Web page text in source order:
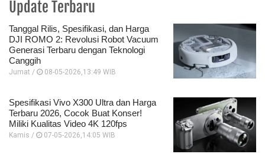
Update Terbaru
Tanggal Rilis, Spesifikasi, dan Harga
DJI ROMO 2: Revolusi Robot Vacuum
Generasi Terbaru dengan Teknologi
Canggih
Jumat / 08-05-2026,13:49 WIB
Spesifikasi Vivo X300 Ultra dan Harga
Terbaru 2026, Cocok Buat Konser!
Miliki Kualitas Video 4K 120fps
Kamis / 07-05-2026,14:05 WIB